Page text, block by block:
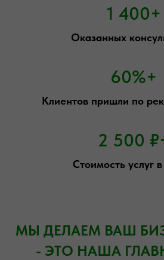
1 400+
Оказанных
60%+
Клиентов пришли по
2 500
Стоимость услуг
МЫ ДЕЛАЕМ ВАШ
- ЭТО НАША